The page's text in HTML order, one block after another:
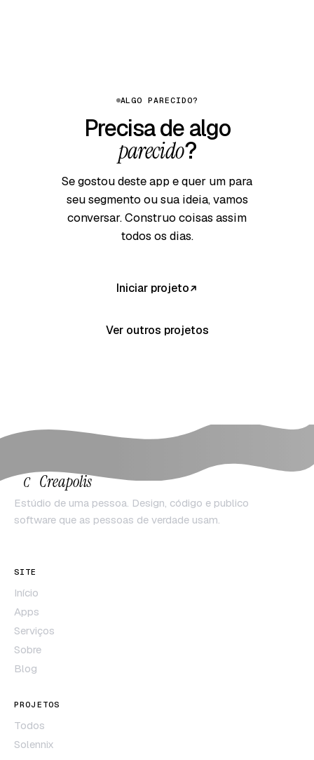
ALGO PARECIDO?
Precisa de algo
parecido?
Se gostou deste app e quer um para
seu segmento ou sua ideia, vamos
conversar. Construo coisas assim
todos os dias.
Iniciar projeto
Ver outros projetos
C Creapolis
Estúdio de uma pessoa. Design, código e publico
software que as pessoas de verdade usam.
SITE
Início
Apps
Serviços
Sobre
Blog
PROJETOS
Todos
Solennix